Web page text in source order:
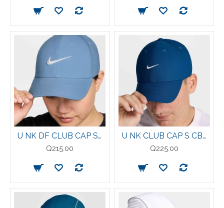
U NK DF CLUB CAP S CB P WORK BLUE
Q215.00
U NK CLUB CAP S CB SWSH FS COURT BLUE
Q225.00